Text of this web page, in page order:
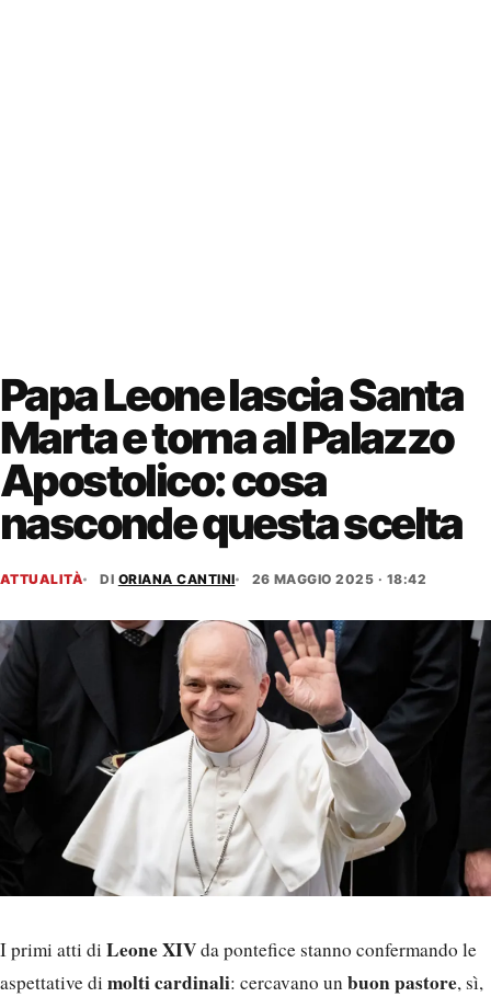
Papa Leone lascia Santa
Marta e torna al Palazzo
Apostolico: cosa
nasconde questa scelta
ATTUALITÀ DI ORIANA CANTINI 26 MAGGIO 2025 · 18:42
I primi atti di Leone XIVda pontefice stanno confermando le
aspettative di molti cardinali: cercavano unbuon pastore, sì,